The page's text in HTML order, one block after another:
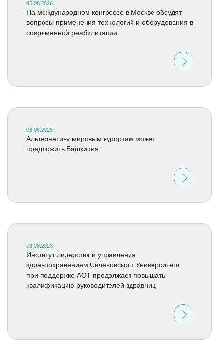
06.08.2026
На международном конгрессе в Москве обсудят
вопросы применения технологий и оборудования в
современной реабилитации
06.08.2026
Альтернативу мировым курортам может
предложить Башкирия
06.08.2026
Институт лидерства и управления
здравоохранением Сеченовского Университета
при поддержке АОТ продолжает повышать
квалификацию руководителей здравниц